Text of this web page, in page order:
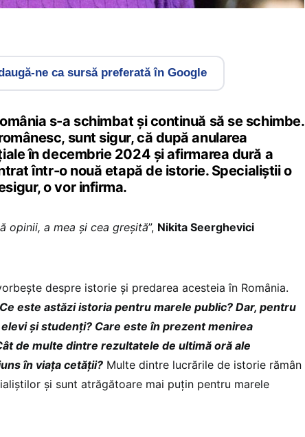
ne ca sursă preferată în Google
s-a schimbat și continuă să se schimbe.
sunt sigur, că după anularea
în decembrie 2024 și afirmarea dură a
într-o nouă etapă de istorie. Specialiștii o
o vor infirma.
opinii, a mea și cea greșită”, Nikita Seerghevici
despre istorie și predarea acesteia în România.
Ce este astăzi istoria pentru marele public? Dar, pentru
și studenți? Care este în prezent menirea
de multe dintre rezultatele de ultimă oră ale
în viața cetății? Multe dintre lucrările de istorie rămân
și sunt atrăgătoare mai puțin pentru marele